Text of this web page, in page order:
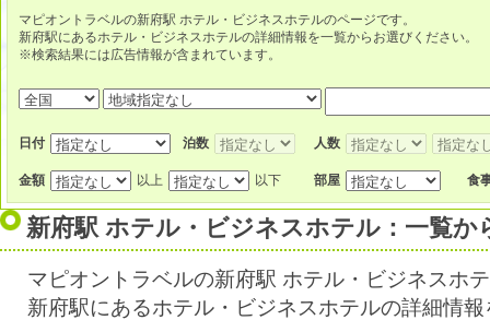
マピオントラベルの新府駅 ホテル・ビジネスホテルのページです。
新府駅にあるホテル・ビジネスホテルの詳細情報を一覧からお選びください。
※検索結果には広告情報が含まれています。
日付 泊数 人数
金額 以上 以下 部屋 食
新府駅 ホテル・ビジネスホテル：一覧か
マピオントラベルの新府駅 ホテル・ビジネスホ
新府駅にあるホテル・ビジネスホテルの詳細情